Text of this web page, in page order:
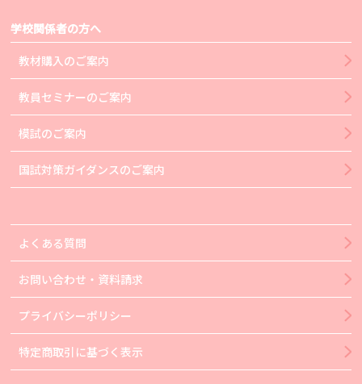
学校関係者の方へ
教材購入のご案内
教員セミナーのご案内
模試のご案内
国試対策ガイダンスのご案内
よくある質問
お問い合わせ・資料請求
プライバシーポリシー
特定商取引に基づく表示